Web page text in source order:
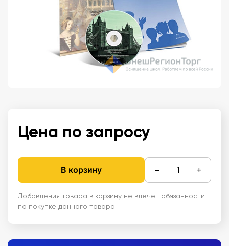
Цена по запросу
В корзину − +
Добавления товара в корзину не влечет обязанности
по покупке данного товара